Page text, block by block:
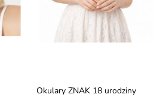
Okulary ZNAK 18 urodziny